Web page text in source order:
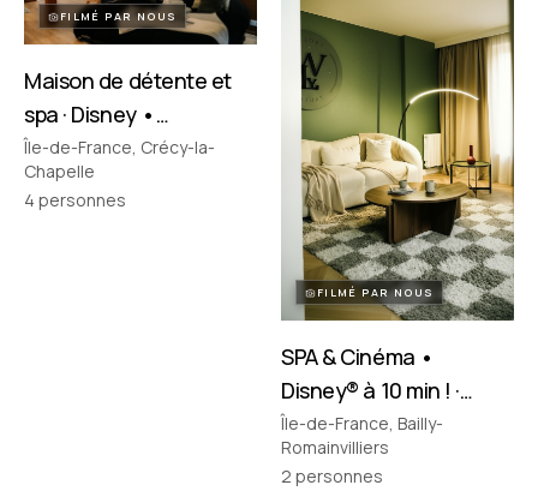
FILMÉ PAR NOUS
Maison de détente et
spa · Disney •
Crécy‑la‑Chapelle
Île-de-France, Crécy-la-
Chapelle
4 personnes
FILMÉ PAR NOUS
SPA & Cinéma •
Disney® à 10 min ! ·
Bailly-Romainvilliers
Île-de-France, Bailly-
Romainvilliers
2 personnes